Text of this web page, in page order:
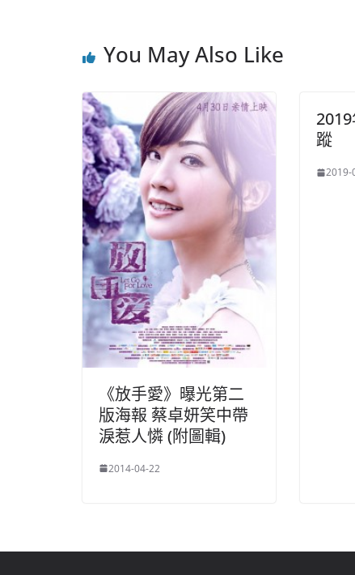
You May Also Like
《放手愛》曝光第二
版海報 蔡卓妍笑中帶
淚惹人憐 (附圖輯)
2014-04-22
蹤
2019-